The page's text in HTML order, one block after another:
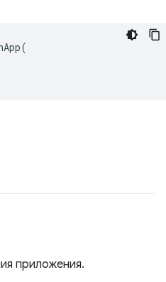
(
приложения.